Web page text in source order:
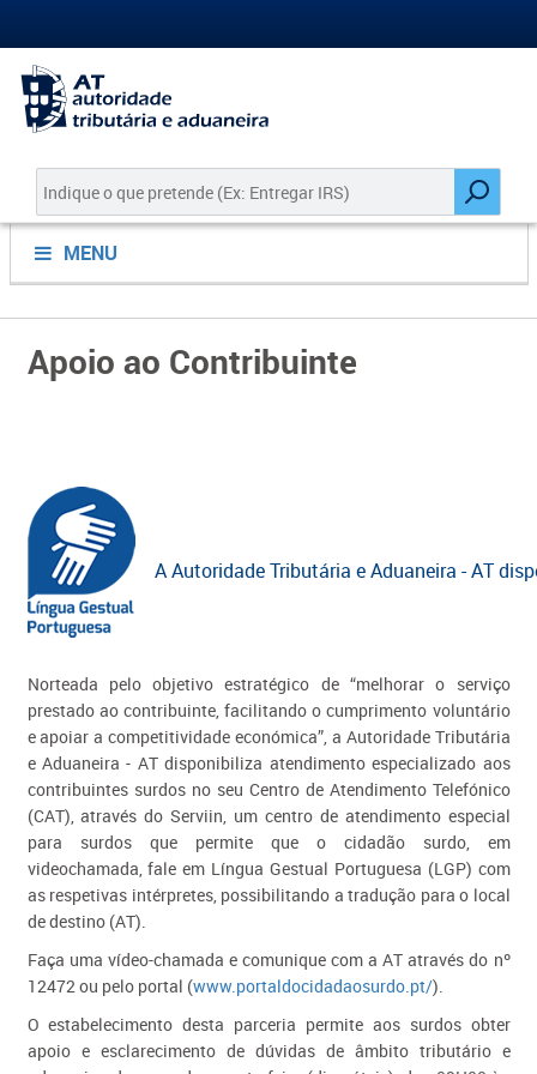
MENU
Apoio ao Contribuinte
A Autoridade Tributária e Aduaneira - AT
Norteada pelo objetivo estratégico de “melhorar o serviço
prestado ao contribuinte, facilitando o cumprimento voluntário
e apoiar a competitividade económica”, a Autoridade Tributária
e Aduaneira - AT disponibiliza atendimento especializado aos
contribuintes surdos no seu Centro de Atendimento Telefónico
(CAT), através do Serviin, um centro de atendimento especial
para surdos que permite que o cidadão surdo, em
videochamada, fale em Língua Gestual Portuguesa (LGP) com
as respetivas intérpretes, possibilitando a tradução para o local
de destino (AT).
Faça uma vídeo-chamada e comunique com a AT através do nº
12472 ou pelo portal (www.portaldocidadaosurdo.pt/).
O estabelecimento desta parceria permite aos surdos obter
apoio e esclarecimento de dúvidas de âmbito tributário e